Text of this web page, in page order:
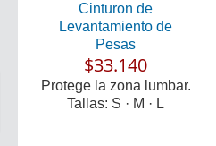
Cinturon de
Levantamiento de
Pesas
$33.140
Protege la zona lumbar.
Tallas: S · M · L